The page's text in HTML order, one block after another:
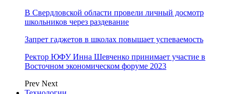
В Свердловской области провели личный досмотр
школьников через раздевание
Запрет гаджетов в школах повышает успеваемость
Ректор ЮФУ Инна Шевченко принимает участие в
Восточном экономическом форуме 2023
Prev Next